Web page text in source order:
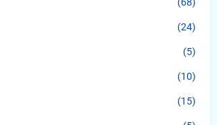
(24)
(5)
(10)
(15)